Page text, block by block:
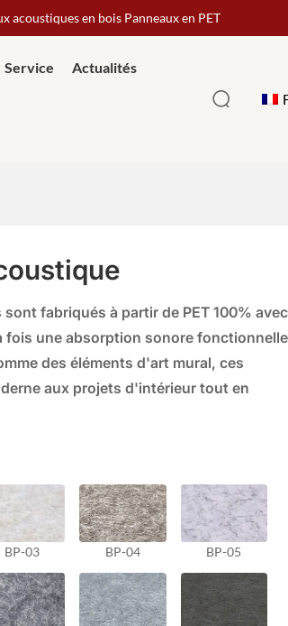
acoustiques en bois Panneaux en PET
Service Actualités
fabriqués à partir de PET 100% avec
fois une absorption sonore fonctionnelle
des éléments d'art mural, ces
aux projets d'intérieur tout en
BP-03 BP-04 BP-05